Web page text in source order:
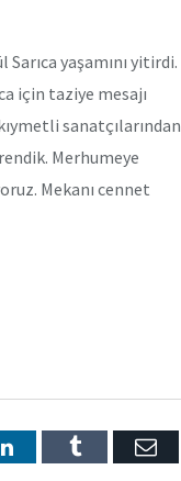
yaşamını yitirdi.
için taziye mesajı
sanatçılarından
Merhumeye
Mekanı cennet
LinkedInTumblr E-